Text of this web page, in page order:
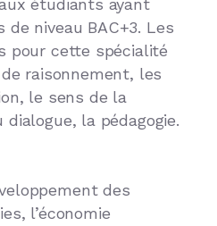
étudiants ayant
niveau BAC+3. Les
pour cette spécialité
raisonnement, les
le sens de la
la pédagogie.
des
l’économie